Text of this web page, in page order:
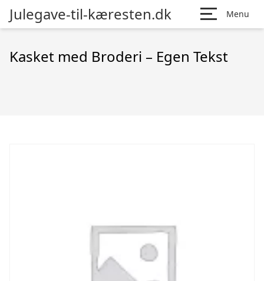
Julegave-til-kæresten.dk Menu
Kasket med Broderi – Egen Tekst